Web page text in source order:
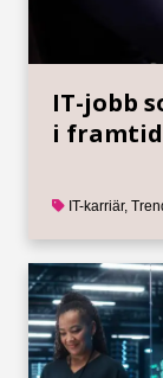
IT-jobb
i
IT-karriär,